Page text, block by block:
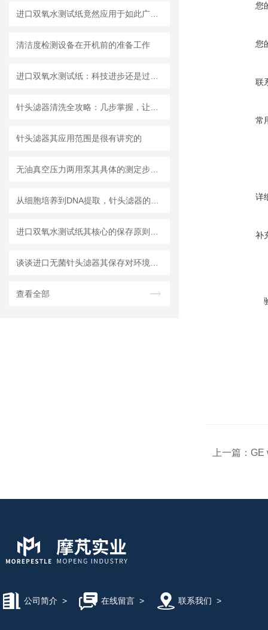
清洁度检测设备在开机前的准备工作
针头滤器其应用范围是很有讲究的
查看全部
您
您
联
常
详
补
上一篇： GE
公司简介 > 在线留言> 联系我们 >